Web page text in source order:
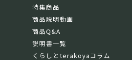
特集商品
商品説明動画
商品Q&A
説明書一覧
くらしとterakoyaコラム